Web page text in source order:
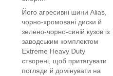
Його агресивні шини Alias,
чорно-хромовані диски й
зелено-чорно-синій кузов із
заводським комплектом
Extreme Heavy Duty
створені, щоб притягувати
погляди й домінувати на